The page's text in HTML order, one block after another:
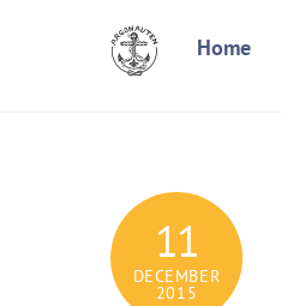
Home
11
DECEMBER
2015